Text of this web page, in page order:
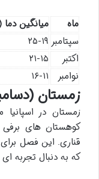
ماه میانگین دما
سپتامبر ۲۵-۱۹
اکتبر
۲۱-۱۵
نوامبر
۱۶-۱۱
زمستان
زمستان در
کوهستان های برفی
قناری. این فصل
که به دنبال تجربه